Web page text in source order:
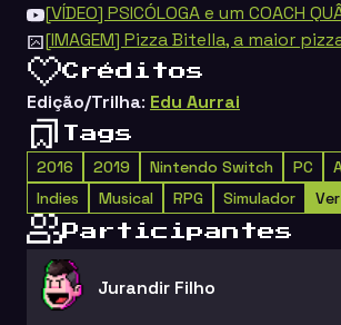
[VÍDEO] PSICÓLOGA e um COACH
[IMAGEM] Pizza Bitella, a maior
Créditos
Edição/Trilha: Edu Aurrai
Tags
2016 2019 Nintendo Switch PC
Indies
Musical RPG Simulador
Participantes
Jurandir Filho